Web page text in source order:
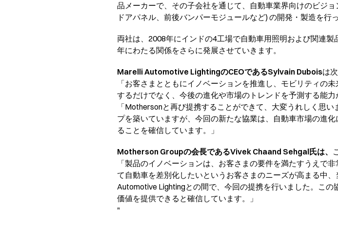
品メーカーで、その子会社を通じて、自動車業界向けのビジ
ドアパネル、前後バンパーモジュールなど) の開発・製造を行
両社は、2008年にインドの4工場で自動車用照明および関連
年にわたる関係をさらに発展させていきます。
Marelli Automotive LightingのCEOであるSylvain Duboisは
「お客さまとともにイノベーションを推進し、モビリティの
するだけでなく、今後の進化や市場のトレンドを予測する能力
「Mothersonと再び提携することができて、大変うれしく思
プを築いていますが、今回の新たな協業は、自動車市場の進
ることを確信しています。」
Motherson Groupの会長であるVivek Chaand Sehgal氏は、
「製品のイノベーションは、お客さまの要件を満たすうえで
て自動車を差別化したいというお客さまのニーズが高まる中
Automotive Lightingとの間で、今回の提携を行いました。こ
価値を提供できると確信しています。」
"